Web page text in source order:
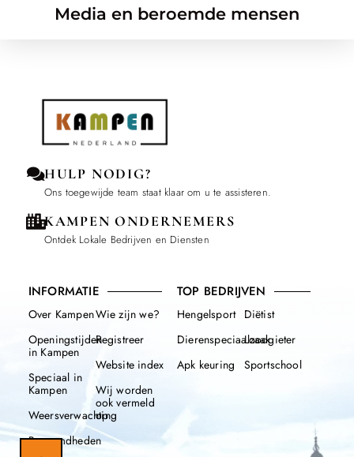
Media en beroemde mensen
HULP NODIG?
Ons toegewijde team staat klaar om u te assisteren.
KAMPEN ONDERNEMERS
Ontdek Lokale Bedrijven en Diensten
INFORMATIE
Over Kampen
Openingstijden
in Kampen
Speciaal in
Kampen
Weersverwachting
Beroemdheden
Wie zijn we?
Registreer
Website index
Wij worden
ook vermeld
op
TOP BEDRIJVEN
Hengelsport
Dierenspeciaalzaak
Apk keuring
Diëtist
Loodgieter
Sportschool